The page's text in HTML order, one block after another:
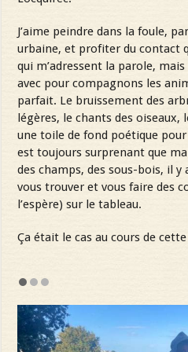
J’aime peindre dans la foule,
urbaine, et profiter du contact
qui m’adressent la parole,
avec pour compagnons les
parfait. Le bruissement des
légères, le chants des
une toile de fond poétique
est toujours surprenant que
des champs, des sous-bois, il y
vous trouver et vous faire des
l’espère) sur le tableau.
Ça était le cas au cours de cette